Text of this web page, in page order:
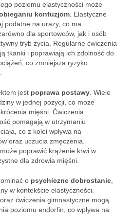
poziomu elastyczności może
kontuzjom . Elastyczne
podatne na urazy, co ma
dla sportowców, jak i osób
tryb życia. Regularne ćwiczenia
tkanki i poprawiają ich zdolność do
co zmniejsza ryzyko
jest poprawa postawy . Wiele
w jednej pozycji, co może
mięśni. Ćwiczenia
pomagają w utrzymaniu
co z kolei wpływa na
oraz uczucia zmęczenia.
poprawić krążenie krwi w
dla zdrowia mięśni.
o psychiczne dobrostanie
w kontekście elastyczności.
ćwiczenia gimnastyczne mogą
poziomu endorfin, co wpływa na